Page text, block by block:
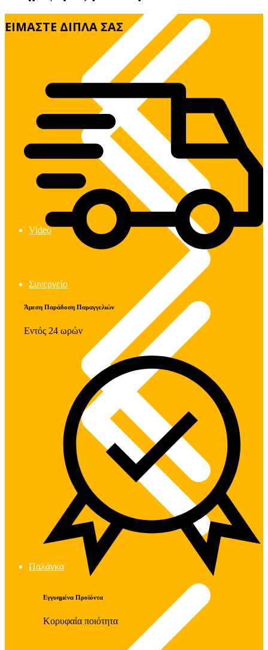
Video
Συνεργείο
Παλάγκα
ΕΙΜΑΣΤΕ ΔΙΠΛΑ ΣΑΣ
Άμεση Παράδοση Παραγγελιών
Εντός 24 ωρών
Εγγυημένα Προϊόντα
Κορυφαία ποιότητα